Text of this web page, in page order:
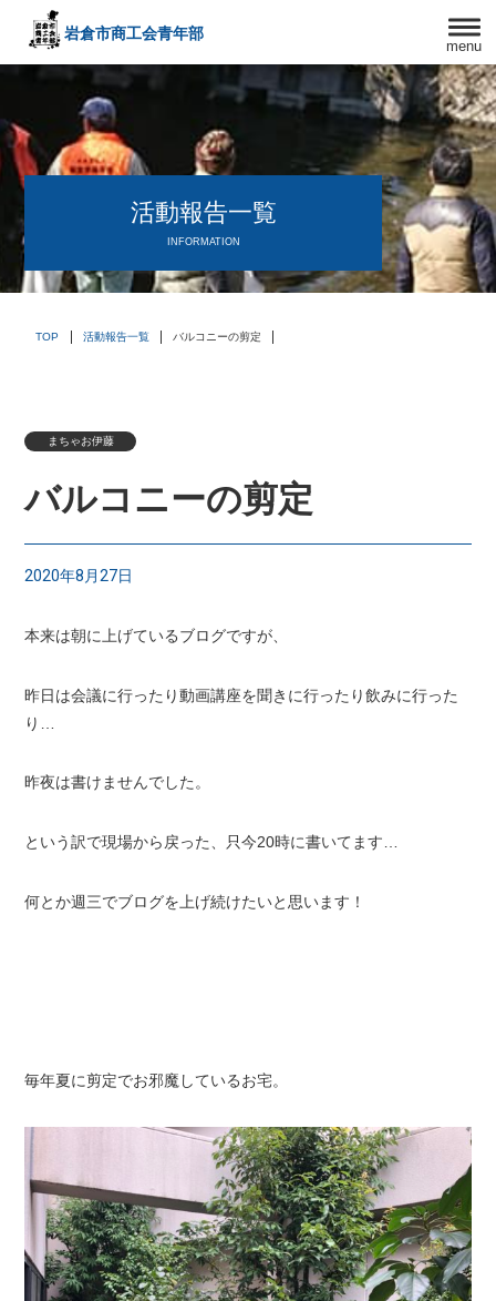
menu
岩倉市商工会青年部
〒482－0042
愛知県岩倉市中本町西出口31-1
TEL:0587-66-3400
FAX:0587-66-3417
頑張る中小企業を応援します！
活動報告一覧
INFORMATION
TOP 活動報告一覧 バルコニーの剪定
まちゃお伊藤
バルコニーの剪定
2020年8月27日
本来は朝に上げているブログですが、
昨日は会議に行ったり動画講座を聞きに行ったり飲みに行った
り…
昨夜は書けませんでした。
という訳で現場から戻った、只今20時に書いてます…
何とか週三でブログを上げ続けたいと思います！
毎年夏に剪定でお邪魔しているお宅。